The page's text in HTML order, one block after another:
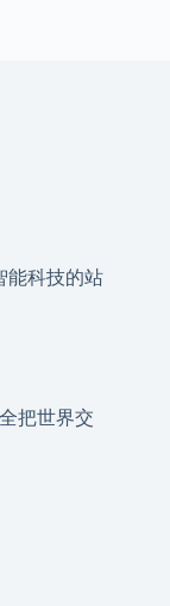
能科技的站
把世界交